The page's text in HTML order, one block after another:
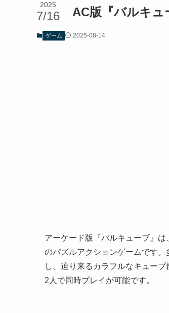
AC版『バルキュ
2025
7/16
ゲーム 2025-08-14
アーケード版『バルキューブ』
のパズルアクションゲームです
し、迫り来るカラフルなキュー
2人で同時プレイが可能です。